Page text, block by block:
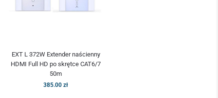
EXT L 372W Extender naścienny
HDMI Full HD po skrętce CAT6/7
50m
385.00 zł